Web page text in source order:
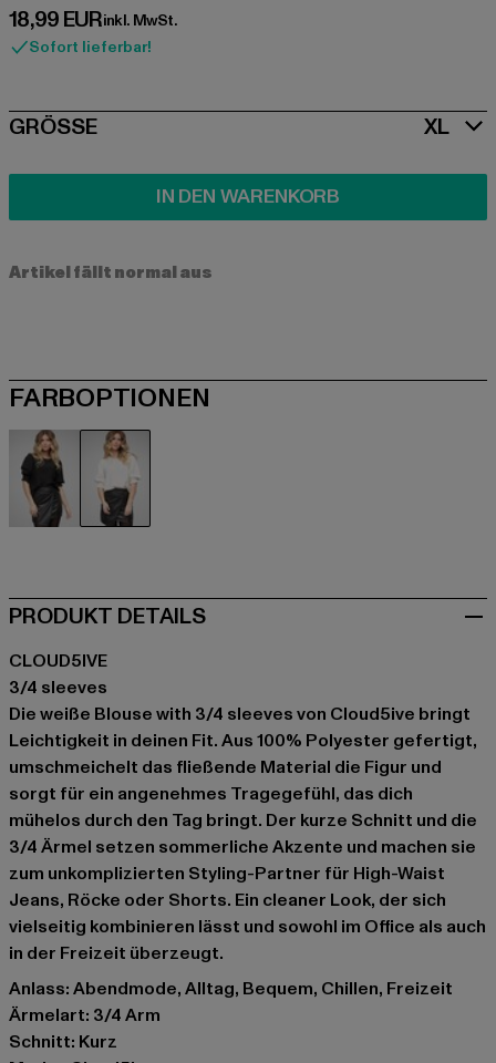
18,99 EUR
Derzeitiger Preis: 18,99 EUR
inkl. MwSt.
Sofort lieferbar!
SIZE
GRÖSSE XL
IN DEN WARENKORB
Artikel fällt normal aus
FARBOPTIONEN
PRODUKT DETAILS
CLOUD5IVE
3/4 sleeves
Die weiße Blouse with 3/4 sleeves von Cloud5ive bringt
Leichtigkeit in deinen Fit. Aus 100% Polyester gefertigt,
umschmeichelt das fließende Material die Figur und
sorgt für ein angenehmes Tragegefühl, das dich
mühelos durch den Tag bringt. Der kurze Schnitt und die
3/4 Ärmel setzen sommerliche Akzente und machen sie
zum unkomplizierten Styling-Partner für High-Waist
Jeans, Röcke oder Shorts. Ein cleaner Look, der sich
vielseitig kombinieren lässt und sowohl im Office als auch
in der Freizeit überzeugt.
Anlass: Abendmode, Alltag, Bequem, Chillen, Freizeit
Ärmelart: 3/4 Arm
Schnitt: Kurz